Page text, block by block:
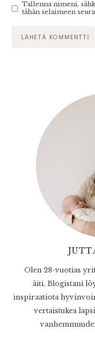
Tallenna nimeni,
tähän selaimeen
Olen 28-vuotias
äiti. Blogistani
inspiraatiota
vertaistukea